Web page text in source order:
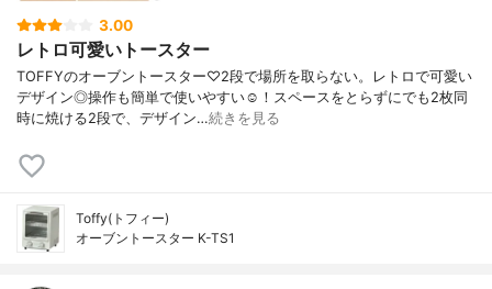
3.00
レトロ可愛いトースター
TOFFYのオーブントースター♡2段で場所を取らない。レトロで可愛い
デザイン◎操作も簡単で使いやすい☺︎！スペースをとらずにでも2枚同
時に焼ける2段で、デザイン…続きを見る
Toffy(トフィー)
オーブントースター K-TS1